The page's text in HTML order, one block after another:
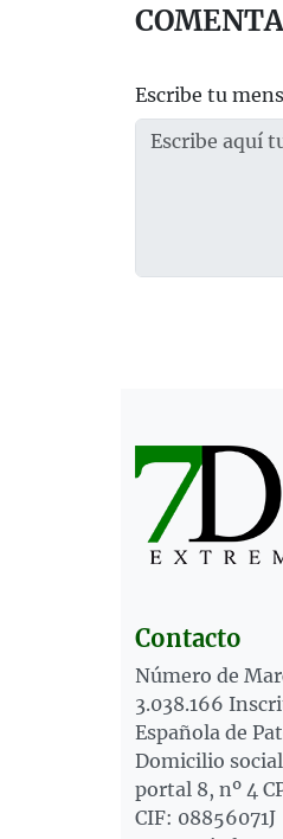
Escribe tu
Contacto
Número de
3.038.166
Española de
Domicilio
portal 8, nº 4
CIF: 08856071J